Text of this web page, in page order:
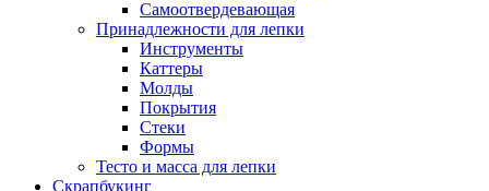
Самоотвердевающая
Принадлежности для лепки
Инструменты
Каттеры
Молды
Покрытия
Стеки
Формы
Тесто и масса для лепки
Скрапбукинг